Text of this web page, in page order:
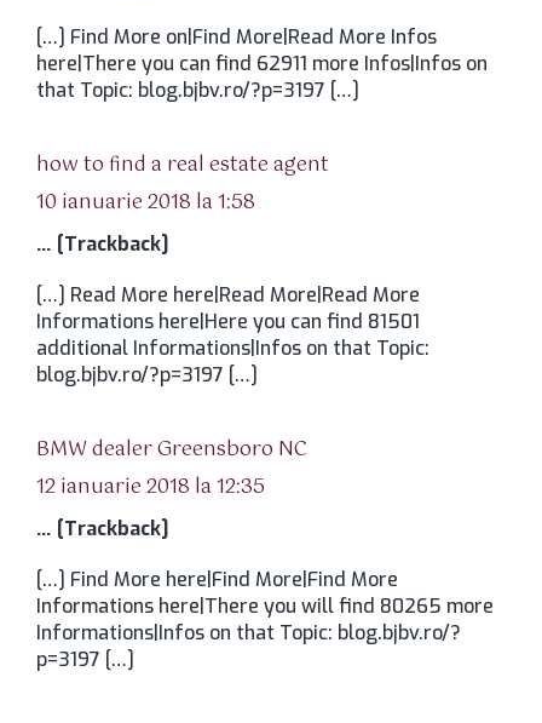
[…] Find More on|Find More|Read More Infos
here|There you can find 62911 more Infos|Infos on
that Topic: blog.bjbv.ro/?p=3197 […]
how to find a real estate agent
10 ianuarie 2018 la 1:58
… [Trackback]
[…] Read More here|Read More|Read More
Informations here|Here you can find 81501
additional Informations|Infos on that Topic:
blog.bjbv.ro/?p=3197 […]
BMW dealer Greensboro NC
12 ianuarie 2018 la 12:35
… [Trackback]
[…] Find More here|Find More|Find More
Informations here|There you will find 80265 more
Informations|Infos on that Topic: blog.bjbv.ro/?
p=3197 […]